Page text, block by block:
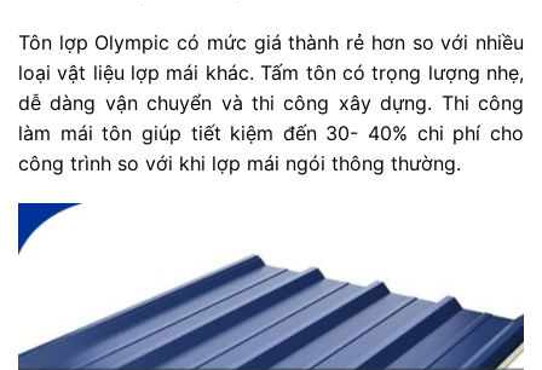
Tôn lợp Olympic có mức giá thành rẻ hơn so với nhiều
loại vật liệu lợp mái khác. Tấm tôn có trọng lượng nhẹ,
dễ dàng vận chuyển và thi công xây dựng. Thi công
làm mái tôn giúp tiết kiệm đến 30- 40% chi phí cho
công trình so với khi lợp mái ngói thông thường.